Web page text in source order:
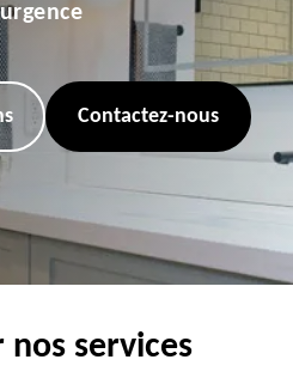
Contactez-nous
services